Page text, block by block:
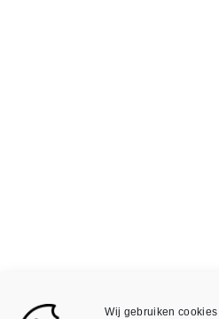
Wij gebruiken cookies